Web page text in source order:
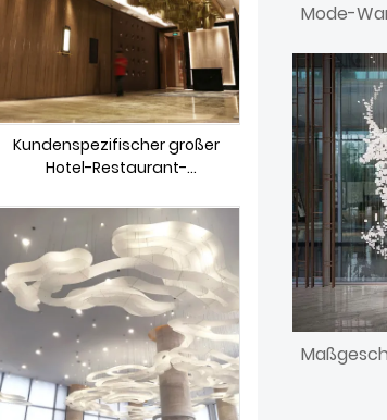
Kundenspezifischer großer
Hotel-Restaurant-
Glaskronleuchter